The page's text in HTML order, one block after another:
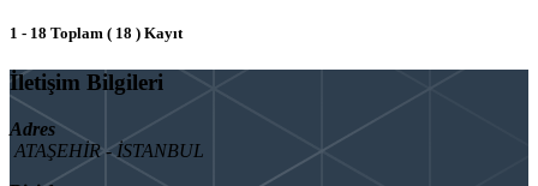
1 - 18 Toplam ( 18 ) Kayıt
İletişim Bilgileri
Adres
ATAŞEHİR - İSTANBUL